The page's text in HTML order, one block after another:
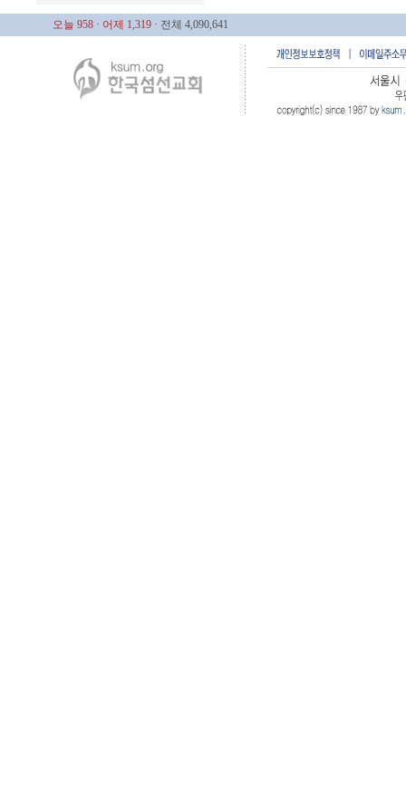
오늘 958 · 어제 1,319 · 전체 4,090,641